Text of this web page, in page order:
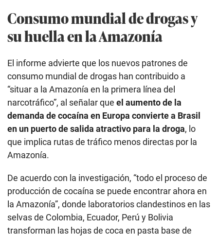
Consumo mundial de drogas y
su huella en la Amazonía
El informe advierte que los nuevos patrones de
consumo mundial de drogas han contribuido a
“situar a la Amazonía en la primera línea del
narcotráfico”, al señalar que el aumento de la
demanda de cocaína en Europa convierte a Brasil
en un puerto de salida atractivo para la droga, lo
que implica rutas de tráfico menos directas por la
Amazonía.
De acuerdo con la investigación, “todo el proceso de
producción de cocaína se puede encontrar ahora en
la Amazonía”, donde laboratorios clandestinos en las
selvas de Colombia, Ecuador, Perú y Bolivia
transforman las hojas de coca en pasta base de